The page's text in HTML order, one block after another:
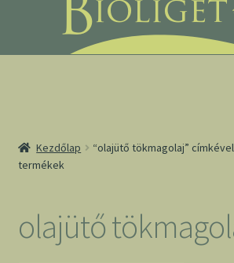
navigációhoz
tartalomba
Kezdőlap
“olajütő tökmagolaj”
termékek
olajütő